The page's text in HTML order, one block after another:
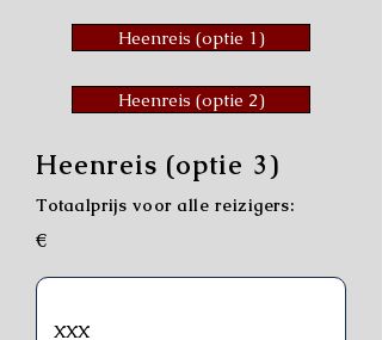
Heenreis (optie 1)
Heenreis (optie 2)
Heenreis (optie 3)
Totaalprijs voor alle reizigers:
€